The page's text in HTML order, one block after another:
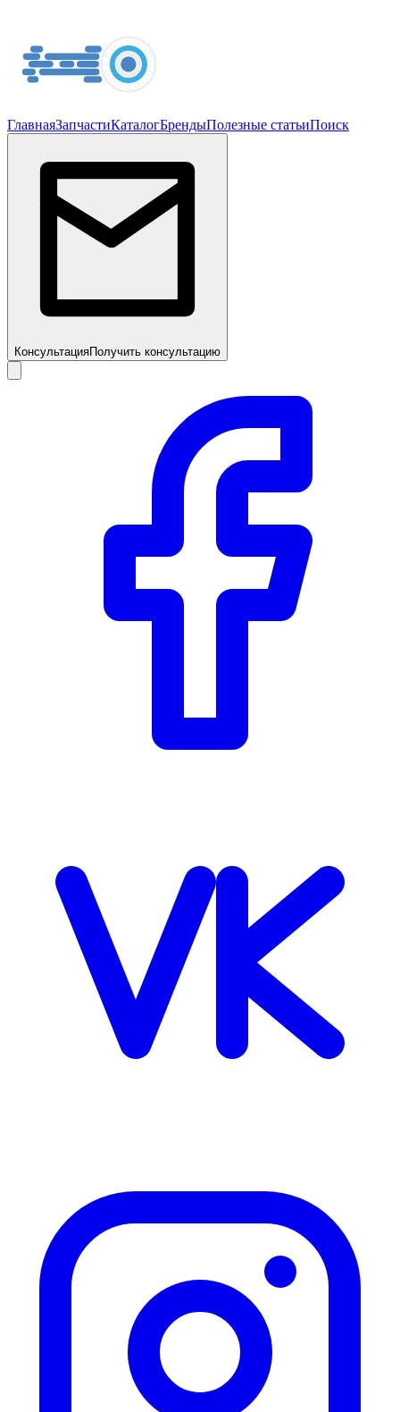
ГлавнаяЗапчастиКаталогБрендыПолезные статьиПоиск
КонсультацияПолучить консультацию